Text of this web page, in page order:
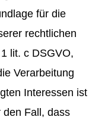
für die
rechtlichen
lit. c DSGVO,
Verarbeitung
Interessen ist
den Fall, dass